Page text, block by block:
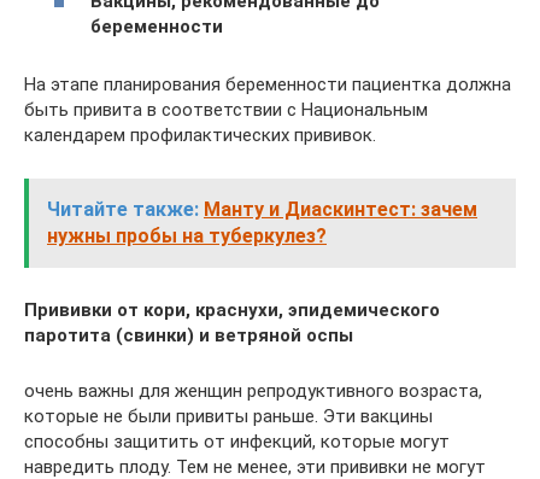
беременности
На этапе планирования беременности пациентка должна
быть привита в соответствии с Национальным
календарем профилактических прививок.
Читайте также: Манту и Диаскинтест: зачем
нужны пробы на туберкулез?
Прививки от кори, краснухи, эпидемического
паротита (свинки) и ветряной оспы
очень важны для женщин репродуктивного возраста,
которые не были привиты раньше. Эти вакцины
способны защитить от инфекций, которые могут
навредить плоду. Тем не менее, эти прививки не могут